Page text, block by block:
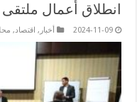
انطلاق أعمال
2024-11-09 أخبار , اقتصاد,